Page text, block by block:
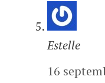
Estelle
16